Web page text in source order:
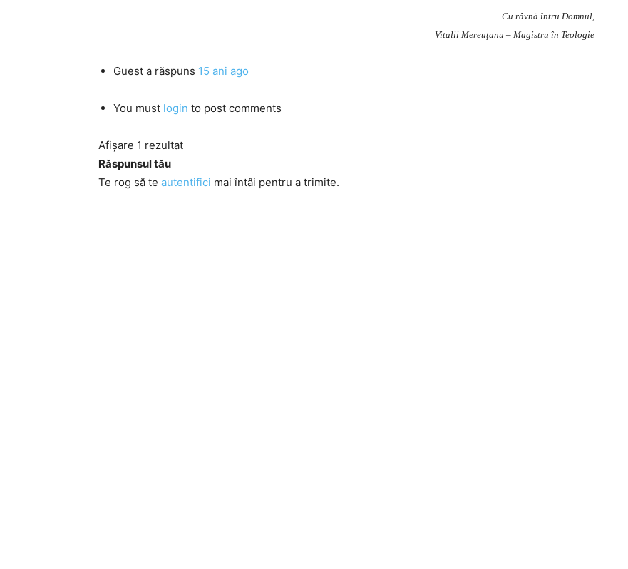
Cu râvnă întru Domnul,
Vitalii Mereuţanu – Magistru în Teologie
Guest a răspuns 15 ani ago
You must login to post comments
Afișare 1 rezultat
Răspunsul tău
Te rog să te autentifici mai întâi pentru a trimite.